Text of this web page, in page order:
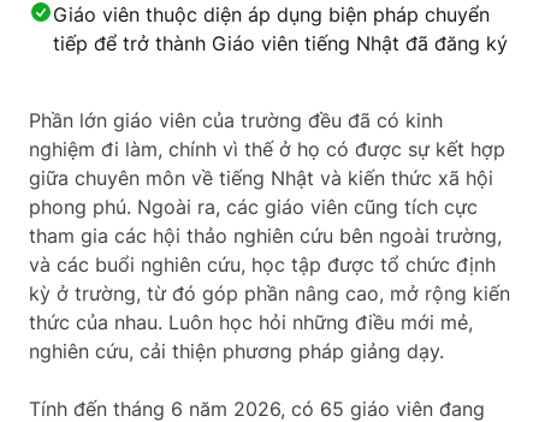
Giáo viên thuộc diện áp dụng biện pháp chuyển
tiếp để trở thành Giáo viên tiếng Nhật đã đăng ký
Phần lớn giáo viên của trường đều đã có kinh
nghiệm đi làm, chính vì thế ở họ có được sự kết hợp
giữa chuyên môn về tiếng Nhật và kiến thức xã hội
phong phú. Ngoài ra, các giáo viên cũng tích cực
tham gia các hội thảo nghiên cứu bên ngoài trường,
và các buổi nghiên cứu, học tập được tổ chức định
kỳ ở trường, từ đó góp phần nâng cao, mở rộng kiến
thức của nhau. Luôn học hỏi những điều mới mẻ,
nghiên cứu, cải thiện phương pháp giảng dạy.
Tính đến tháng 6 năm 2026, có 65 giáo viên đang